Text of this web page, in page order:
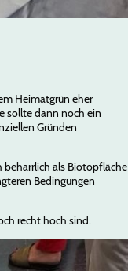
Heimatgrün eher
sollte dann noch ein
Gründen
beharrlich als Biotopfläche
Bedingungen
recht hoch sind.